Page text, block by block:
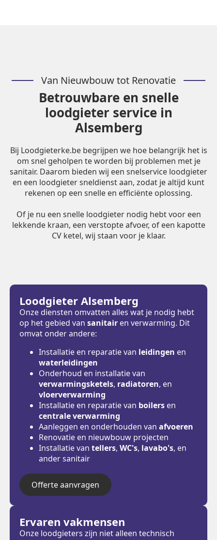
Van Nieuwbouw tot Renovatie
Betrouwbare en snelle
loodgieter service in
Alsemberg
Bij Loodgieterke.be begrijpen we hoe belangrijk het is
om snel geholpen te worden bij problemen met je
sanitair. Daarom bieden wij een snelservice loodgieter
en een loodgieter sneldienst aan, zodat je altijd kunt
rekenen op een snelle en efficiënte oplossing.
Of je nu een snelle loodgieter nodig hebt voor een
lekkende kraan, een verstopte afvoer, of een kapotte
CV ketel, wij staan voor je klaar.
Loodgieter Alsemberg
Onze diensten omvatten alles wat je nodig hebt
op het gebied van sanitair en verwarming. Dit
omvat onder andere:
Installatie en reparatie van leidingen en
waterleidingen
Onderhoud en installatie van
verwarmingsketels, radiatoren, en
vloerverwarming
Installatie en reparatie van boilers en
centrale verwarming
Aanleggen en onderhouden van afvoeren
Renovatie en nieuwbouw projecten
Installatie van tellers, WC's, lavabo's, en
ander sanitair
Offerte aanvragen
Ervaren vakmensen
Onze loodgieters zijn niet alleen technisch